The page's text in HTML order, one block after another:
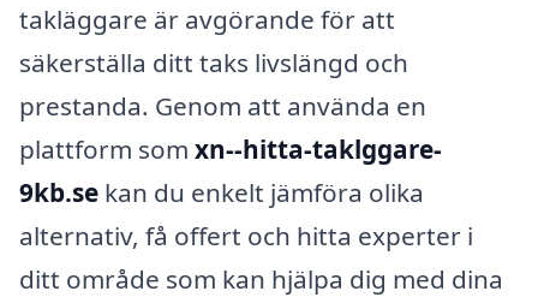
takläggare är avgörande för att
säkerställa ditt taks livslängd och
prestanda. Genom att använda en
plattform som xn--hitta-taklggare-
9kb.se kan du enkelt jämföra olika
alternativ, få offert och hitta experter i
ditt område som kan hjälpa dig med dina